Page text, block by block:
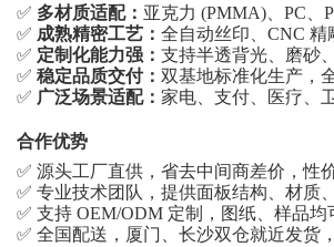
✅ 多材质适配： 亚克力 (PMMA)、PC、
✅ 成熟精密工艺： 全自动丝印、 CNC 精
✅ 定制化能力强： 支持半透背光、磨砂
✅ 稳定品质交付： 双基地标准化生产，
✅ 广泛场景适配： 家电、支付、医疗、
合作优势
✅ 源头工厂直供，省去中间商差价，性
✅ 专业技术团队，提供面板结构、材质
✅ 支持 OEM/ODM 定制，图纸、样品均
✅ 全国配送，厦门、长沙双仓就近发货